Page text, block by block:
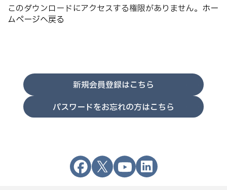
このダウンロードにアクセスする権限がありません。 ホー
ムページへ戻る
新規会員登録はこちら
パスワードをお忘れの方はこちら